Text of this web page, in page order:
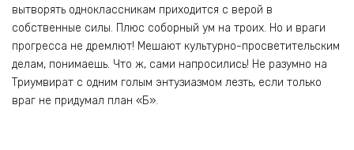
вытворять одноклассникам приходится с верой в
собственные силы. Плюс соборный ум на троих. Но и враги
прогресса не дремлют! Мешают культурно-просветительским
делам, понимаешь. Что ж, сами напросились! Не разумно на
Триумвират с одним голым энтузиазмом лезть, если только
враг не придумал план «Б».